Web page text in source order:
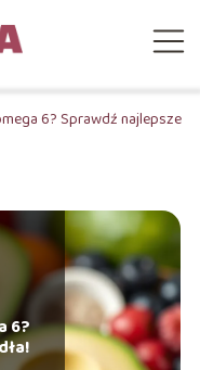
6? Sprawdź najlepsze
6?